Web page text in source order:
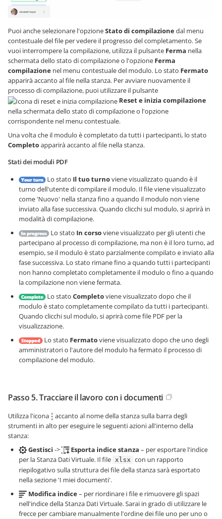
Puoi anche selezionare l'opzioneStato di compilazionedal menu
contestuale del file per vedere il progresso del completamento. Se
vuoi interrompere la compilazione, utilizza il pulsante Ferma nella
schermata dello stato di compilazione o l'opzione Ferma
compilazione nel menu contestuale del modulo. Lo stato Fermato
apparirà accanto al file nella stanza. Per avviare nuovamente il
processo di compilazione, puoi utilizzare il pulsante
Reset e inizia compilazione
nella schermata dello stato di compilazione o l'opzione
corrispondente nel menu contestuale.
Una volta che il modulo è completato da tutti i partecipanti, lo stato
Completoapparirà accanto al file nella stanza.
Stati dei moduli PDF
Lo stato Il tuo turnoviene visualizzato quando è il
turno dell'utente di compilare il modulo. Il file viene visualizzato
come 'Nuovo' nella stanza fino a quando il modulo non viene
inviato alla fase successiva. Quando clicchi sul modulo, si aprirà in
modalità di compilazione.
Lo stato In corsoviene visualizzato per gli utenti che
partecipano al processo di compilazione, ma non è il loro turno, ad
esempio, se il modulo è stato parzialmente compilato e inviato alla
fase successiva. Lo stato rimane fino a quando tutti i partecipanti
non hanno completato completamente il modulo o fino a quando
la compilazione non viene fermata.
Lo stato Completoviene visualizzato dopo che il
modulo è stato completamente compilato da tutti i partecipanti.
Quando clicchi sul modulo, si aprirà come file PDF per la
visualizzazione.
Lo stato Fermatoviene visualizzato dopo che uno degli
amministratori o l'autore del modulo ha fermato il processo di
compilazione del modulo.
Passo 5. Tracciare il lavoro con i documenti
Utilizza l'icona
accanto al nome della stanza sulla barra degli
strumenti in alto per eseguire le seguenti azioni all'interno della
stanza:
Gestisci -> Esporta indice stanza – per esportare l'indice
per la Stanza Dati Virtuale. Il file xlsx con un rapporto
riepilogativo sulla struttura dei file della stanza sarà esportato
nella sezione 'I miei documenti'.
Modifica indice– per riordinare i file e rimuovere gli spazi
nell'indice della Stanza Dati Virtuale. Sarai in grado di utilizzare le
frecce per cambiare manualmente l'ordine dei file uno per uno o